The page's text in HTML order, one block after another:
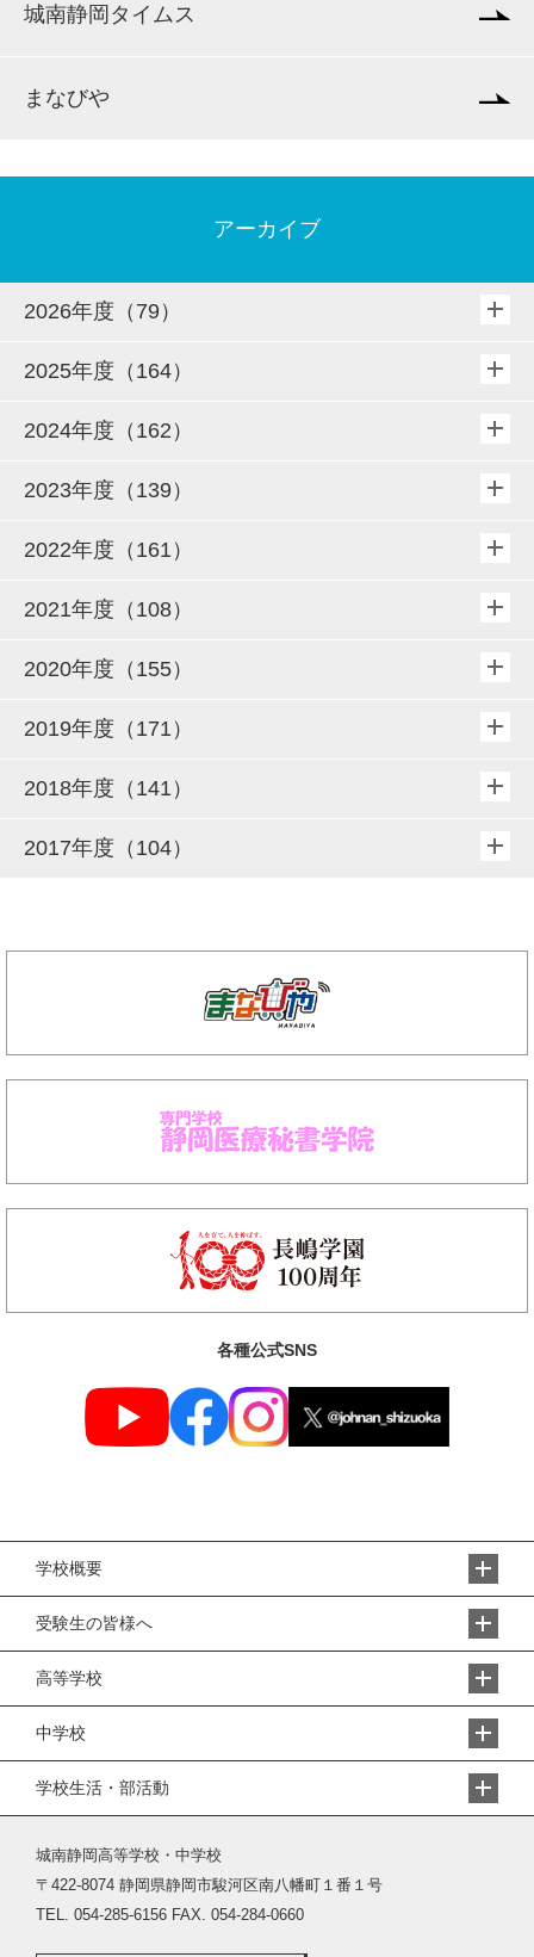
城南静岡タイムス
まなびや
アーカイブ
2026年度（79）
2025年度（164）
2024年度（162）
2023年度（139）
2022年度（161）
2021年度（108）
2020年度（155）
2019年度（171）
2018年度（141）
2017年度（104）
各種公式SNS
学校概要
受験生の皆様へ
高等学校
中学校
学校生活・部活動
城南静岡高等学校・中学校
〒422-8074 静岡県静岡市駿河区南八幡町１番１号
TEL. 054-285-6156 FAX. 054-284-0660